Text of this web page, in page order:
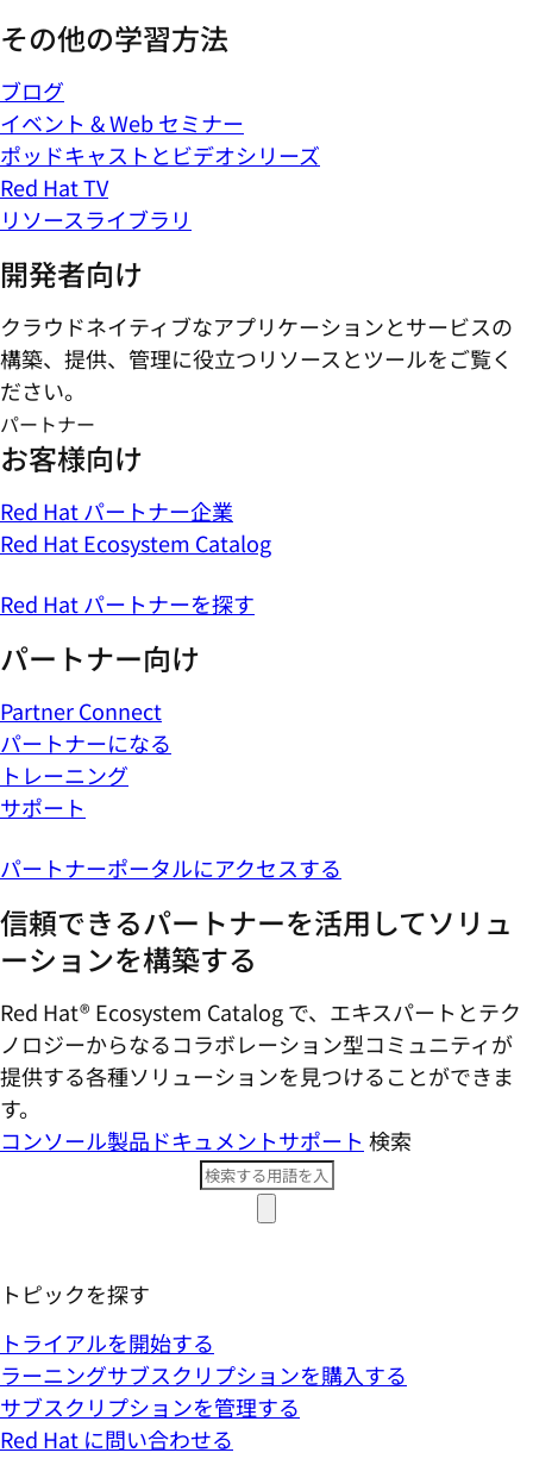
その他の学習方法
ブログ
イベント & Web セミナー
ポッドキャストとビデオシリーズ
Red Hat TV
リソースライブラリ
開発者向け
クラウドネイティブなアプリケーションとサービスの
構築、提供、管理に役立つリソースとツールをご覧く
ださい。
パートナー
お客様向け
Red Hat パートナー企業
Red Hat Ecosystem Catalog
Red Hat パートナーを探す
パートナー向け
Partner Connect
パートナーになる
トレーニング
サポート
パートナーポータルにアクセスする
信頼できるパートナーを活用してソリュ
ーションを構築する
Red Hat® Ecosystem Catalog で、エキスパートとテク
ノロジーからなるコラボレーション型コミ​ュニティが
提供する各種ソリューションを見つけることができま
す。
コンソール製品ドキュメントサポート 検索
トピックを探す
トライアルを開始する
ラーニングサブスクリプションを購入する
サブスクリプションを管理する
Red Hat に問い合わせる